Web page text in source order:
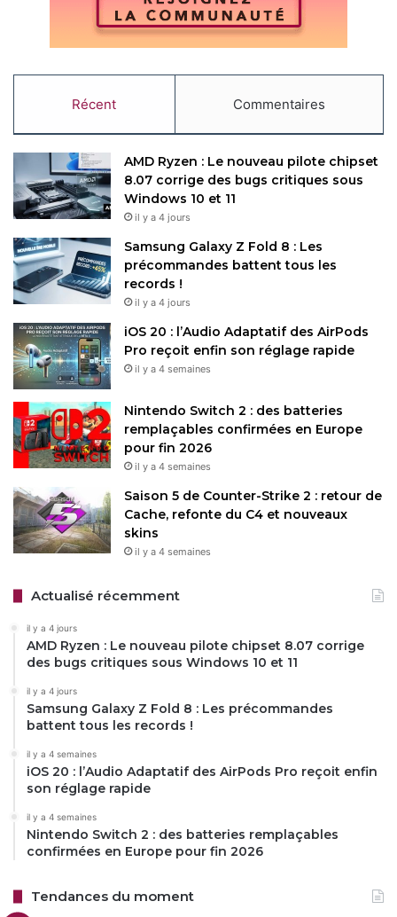
Brother Imprimantes
Récent Commentaires
AMD Ryzen : Le nouveau pilote chipset
8.07 corrige des bugs critiques sous
Windows 10 et 11
il y a 4 jours
Samsung Galaxy Z Fold 8 : Les
précommandes battent tous les
records !
il y a 4 jours
iOS 20 : l’Audio Adaptatif des AirPods
Pro reçoit enfin son réglage rapide
il y a 4 semaines
Nintendo Switch 2 : des batteries
remplaçables confirmées en Europe
pour fin 2026
il y a 4 semaines
Saison 5 de Counter-Strike 2 : retour de
Cache, refonte du C4 et nouveaux
skins
il y a 4 semaines
Actualisé récemment
il y a 4 jours
AMD Ryzen : Le nouveau pilote chipset 8.07 corrige
des bugs critiques sous Windows 10 et 11
il y a 4 jours
Samsung Galaxy Z Fold 8 : Les précommandes
battent tous les records !
il y a 4 semaines
iOS 20 : l’Audio Adaptatif des AirPods Pro reçoit enfin
son réglage rapide
il y a 4 semaines
Nintendo Switch 2 : des batteries remplaçables
confirmées en Europe pour fin 2026
Tendances du moment